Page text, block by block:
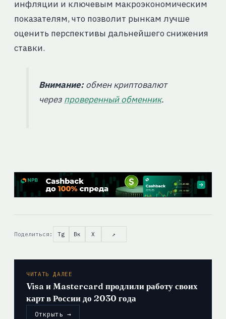
инфляции и ключевым макроэкономическим
показателям, что позволит рынкам лучше
оценить перспективы дальнейшего снижения
ставки.
Внимание:обмен криптовалют
через проверенный обменник.
Поделиться: Tg Вк X ↗
ЧИТАТЬ ДАЛЕЕ
Visa и Mastercard продлили работу своих
карт в России до 2030 года
Открыть →